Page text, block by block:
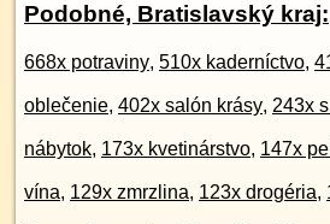
Podobné, Bratislavský kraj:
668x potraviny, 510x kaderníctvo,
oblečenie, 402x salón krásy, 243x
nábytok, 173x kvetinárstvo, 147x
vína, 129x zmrzlina, 123x drogéria,